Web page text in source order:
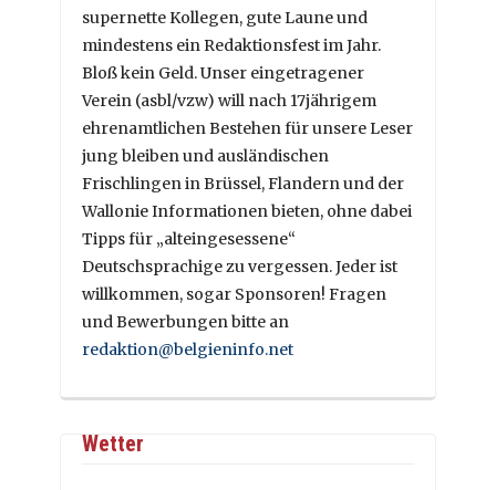
supernette Kollegen, gute Laune und
mindestens ein Redaktionsfest im Jahr.
Bloß kein Geld. Unser eingetragener
Verein (asbl/vzw) will nach 17jährigem
ehrenamtlichen Bestehen für unsere Leser
jung bleiben und ausländischen
Frischlingen in Brüssel, Flandern und der
Wallonie Informationen bieten, ohne dabei
Tipps für „alteingesessene“
Deutschsprachige zu vergessen. Jeder ist
willkommen, sogar Sponsoren! Fragen
und Bewerbungen bitte an
redaktion@belgieninfo.net
Wetter